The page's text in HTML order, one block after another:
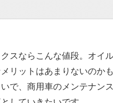
スならこんな値段。オイ
リットはあまりないのか
で、商用車のメンテナン